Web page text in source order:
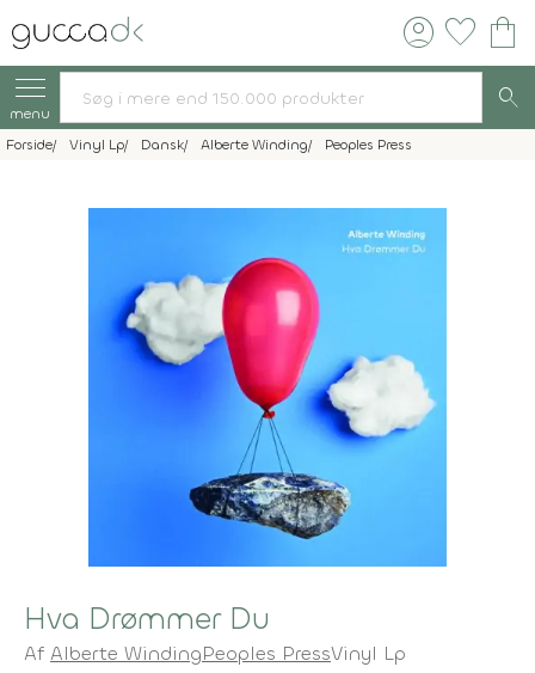
account_circle favorite shopping_bag
menu search
Forside Vinyl Lp Dansk Alberte Winding Peoples Press
Hva Drømmer Du
Af Alberte WindingPeoples PressVinyl Lp